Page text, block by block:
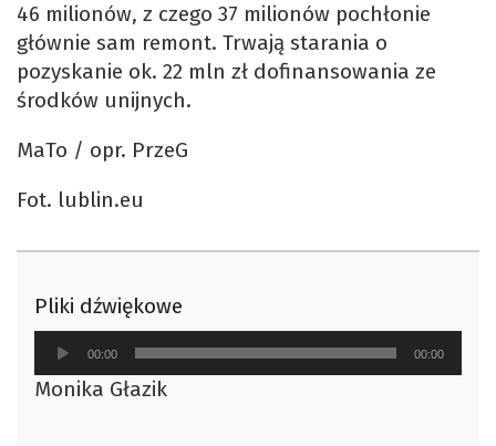
46 milionów, z czego 37 milionów pochłonie
głównie sam remont. Trwają starania o
pozyskanie ok. 22 mln zł dofinansowania ze
środków unijnych.
MaTo / opr. PrzeG
Fot. lublin.eu
Pliki dźwiękowe
Odtwarzacz
plików
dźwiękowych
00:00 00:00
Monika Głazik